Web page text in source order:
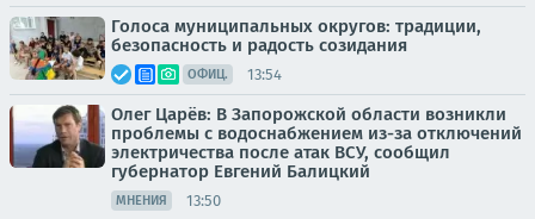
Голоса муниципальных округов: традиции,
безопасность и радость созидания
ОФИЦ. 13:54
Олег Царёв: В Запорожской области возникли
проблемы с водоснабжением из-за отключений
электричества после атак ВСУ, сообщил
губернатор Евгений Балицкий
МНЕНИЯ 13:50